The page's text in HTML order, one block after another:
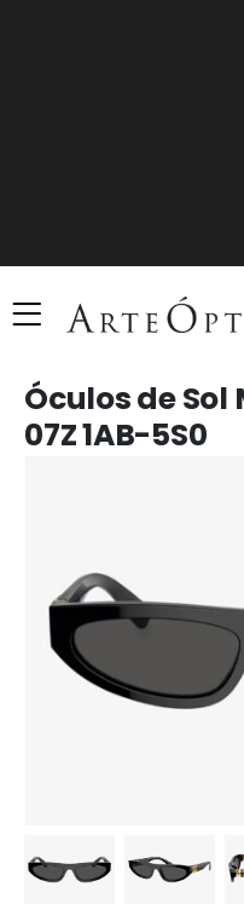
Óculos de Sol
07Z 1AB-5S0